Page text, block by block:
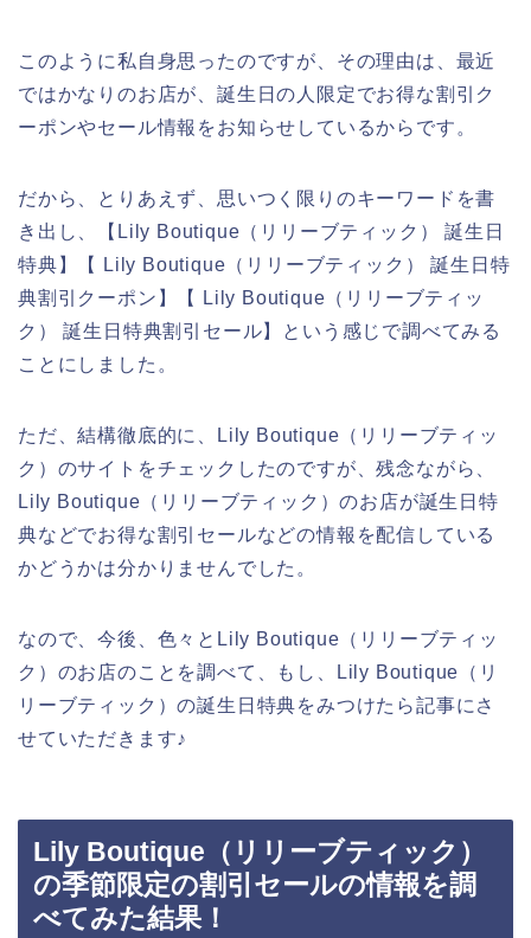
このように私自身思ったのですが、その理由は、最近
ではかなりのお店が、誕生日の人限定でお得な割引ク
ーポンやセール情報をお知らせしているからです。
だから、とりあえず、思いつく限りのキーワードを書
き出し、【Lily Boutique（リリーブティック） 誕生日
特典】【 Lily Boutique（リリーブティック） 誕生日特
典割引クーポン】【 Lily Boutique（リリーブティッ
ク） 誕生日特典割引セール】という感じで調べてみる
ことにしました。
ただ、結構徹底的に、Lily Boutique（リリーブティッ
ク）のサイトをチェックしたのですが、残念ながら、
Lily Boutique（リリーブティック）のお店が誕生日特
典などでお得な割引セールなどの情報を配信している
かどうかは分かりませんでした。
なので、今後、色々とLily Boutique（リリーブティッ
ク）のお店のことを調べて、もし、Lily Boutique（リ
リーブティック）の誕生日特典をみつけたら記事にさ
せていただきます♪
Lily Boutique（リリーブティック）
の季節限定の割引セールの情報を調
べてみた結果！